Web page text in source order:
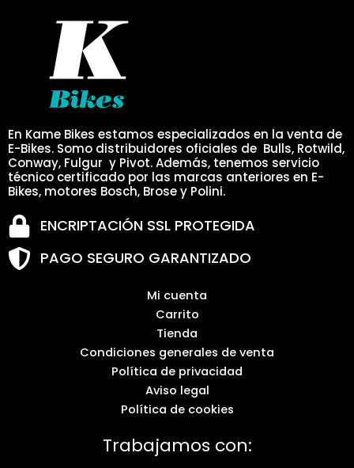
En Kame Bikes estamos especializados en la venta de
E-Bikes. Somo distribuidores oficiales de Bulls, Rotwild,
Conway, Fulgur y Pivot. Además, tenemos servicio
técnico certificado por las marcas anteriores en E-
Bikes, motores Bosch, Brose y Polini.
ENCRIPTACIÓN SSL PROTEGIDA
PAGO SEGURO GARANTIZADO
Mi cuenta
Carrito
Tienda
Condiciones generales de venta
Política de privacidad
Aviso legal
Política de cookies
Trabajamos con: